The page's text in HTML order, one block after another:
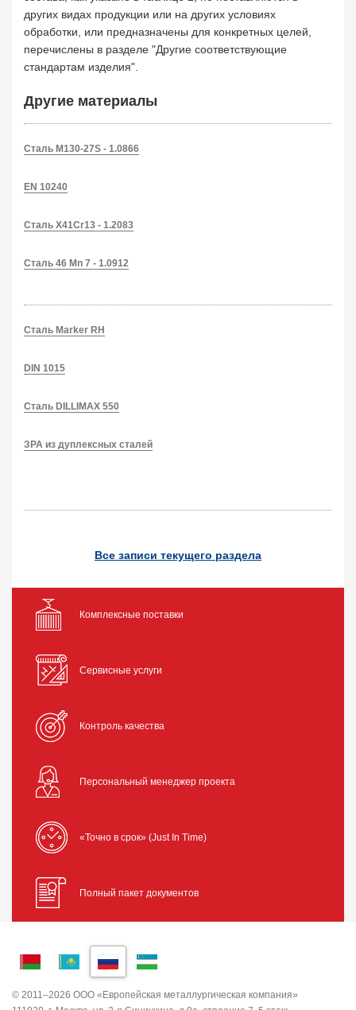
других видах продукции или на других условиях
обработки, или предназначены для конкретных целей,
перечислены в разделе "Другие соответствующие
стандартам изделия".
Другие материалы
Сталь M130-27S - 1.0866
EN 10240
Сталь X41Cr13 - 1.2083
Сталь 46 Mn 7 - 1.0912
Сталь Marker RH
DIN 1015
Сталь DILLIMAX 550
ЗРА из дуплексных сталей
Все записи текущего раздела
Комплексные поставки
Сервисные услуги
Контроль качества
Персональный менеджер проекта
«Точно в срок» (Just In Time)
Полный пакет документов
© 2011–2026 ООО «Европейская металлургическая компания»